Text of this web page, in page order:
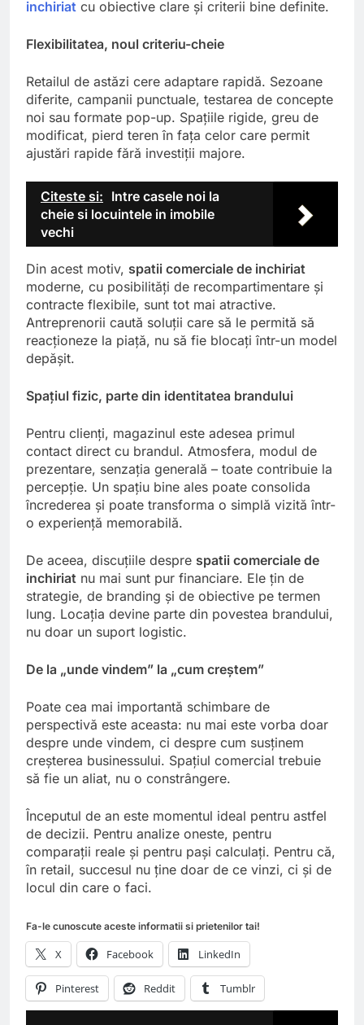
inchiriat cu obiective clare și criterii bine definite.
Flexibilitatea, noul criteriu-cheie
Retailul de astăzi cere adaptare rapidă. Sezoane
diferite, campanii punctuale, testarea de concepte
noi sau formate pop-up. Spațiile rigide, greu de
modificat, pierd teren în fața celor care permit
ajustări rapide fără investiții majore.
Citeste si: Intre casele noi la
cheie si locuintele in imobile
vechi
Din acest motiv, spatii comerciale de inchiriat
moderne, cu posibilități de recompartimentare și
contracte flexibile, sunt tot mai atractive.
Antreprenorii caută soluții care să le permită să
reacționeze la piață, nu să fie blocați într-un model
depășit.
Spațiul fizic, parte din identitatea brandului
Pentru clienți, magazinul este adesea primul
contact direct cu brandul. Atmosfera, modul de
prezentare, senzația generală – toate contribuie la
percepție. Un spațiu bine ales poate consolida
încrederea și poate transforma o simplă vizită într-
o experiență memorabilă.
De aceea, discuțiile despre spatii comerciale de
inchiriat nu mai sunt pur financiare. Ele țin de
strategie, de branding și de obiective pe termen
lung. Locația devine parte din povestea brandului,
nu doar un suport logistic.
De la „unde vindem” la „cum creștem”
Poate cea mai importantă schimbare de
perspectivă este aceasta: nu mai este vorba doar
despre unde vindem, ci despre cum susținem
creșterea businessului. Spațiul comercial trebuie
să fie un aliat, nu o constrângere.
Începutul de an este momentul ideal pentru astfel
de decizii. Pentru analize oneste, pentru
comparații reale și pentru pași calculați. Pentru că,
în retail, succesul nu ține doar de ce vinzi, ci și de
locul din care o faci.
Fa-le cunoscute aceste informatii si prietenilor tai!
X Facebook LinkedIn
Pinterest Reddit Tumblr